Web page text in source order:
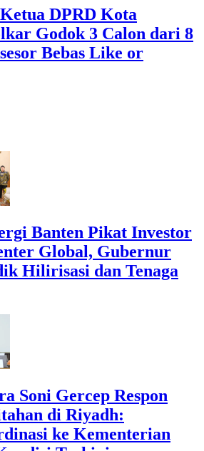
DPRD Kota
Godok 3 Calon dari 8
Bebas Like or
Banten Pikat Investor
Global, Gubernur
Hilirisasi dan Tenaga
Soni Gercep Respon
di Riyadh:
ke Kementerian